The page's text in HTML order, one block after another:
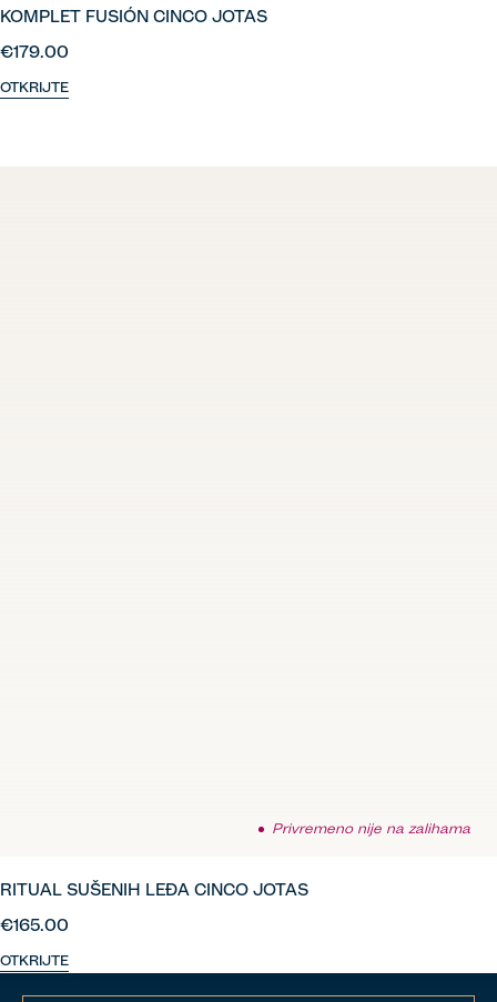
KOMPLET FUSIÓN CINCO JOTAS
€179.00
OTKRIJTE
Privremeno nije na zalihama
RITUAL SUŠENIH LEĐA CINCO JOTAS
€165.00
OTKRIJTE